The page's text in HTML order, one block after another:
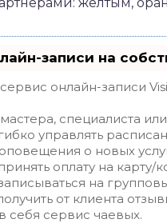
записи на
онлайн-записи
специалиста
управлять
о новых
оплату на карту/
на
от клиента
себя сервис чаевых.